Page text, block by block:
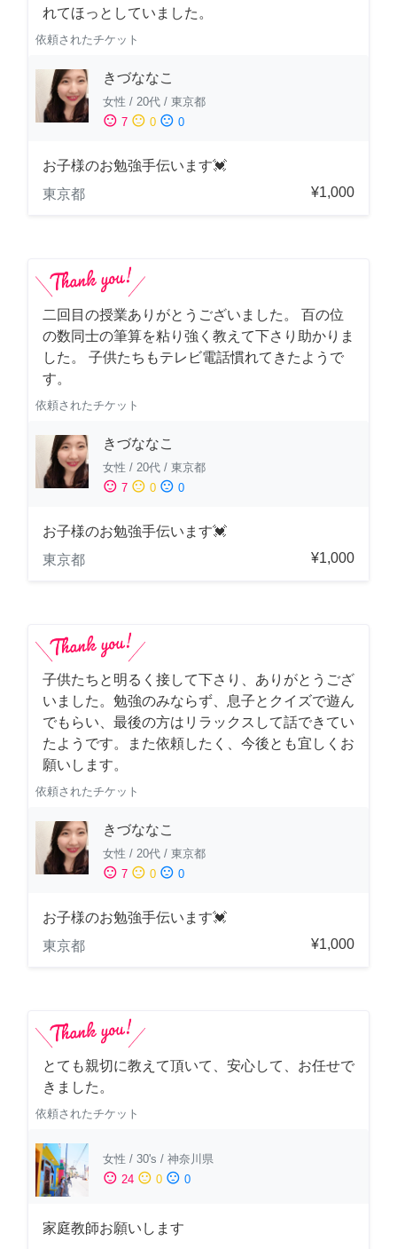
れてほっとしていました。
依頼されたチケット
きづななこ
女性 / 20代 / 東京都
sentiment_satisfied 7 sentiment_neutral 0 sentiment_dissatisfied 0
お子様のお勉強手伝います💓
東京都
¥1,000
二回目の授業ありがとうございました。 百の位
の数同士の筆算を粘り強く教えて下さり助かりま
した。 子供たちもテレビ電話慣れてきたようで
す。
依頼されたチケット
きづななこ
女性 / 20代 / 東京都
sentiment_satisfied 7 sentiment_neutral 0 sentiment_dissatisfied 0
お子様のお勉強手伝います💓
東京都
¥1,000
子供たちと明るく接して下さり、ありがとうござ
いました。勉強のみならず、息子とクイズで遊ん
でもらい、最後の方はリラックスして話できてい
たようです。また依頼したく、今後とも宜しくお
願いします。
依頼されたチケット
きづななこ
女性 / 20代 / 東京都
sentiment_satisfied 7 sentiment_neutral 0 sentiment_dissatisfied 0
お子様のお勉強手伝います💓
東京都
¥1,000
とても親切に教えて頂いて、安心して、お任せで
きました。
依頼されたチケット
女性 / 30's / 神奈川県
sentiment_satisfied 24 sentiment_neutral 0 sentiment_dissatisfied 0
家庭教師お願いします